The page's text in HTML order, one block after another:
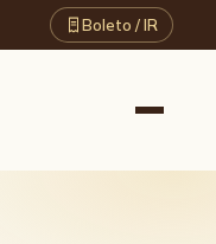
Boleto / IR